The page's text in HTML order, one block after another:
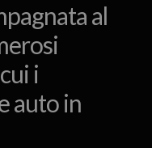
al
i
auto in